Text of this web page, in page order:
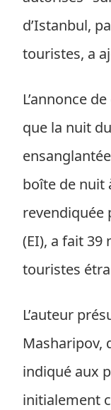
d’Istanbul,
touristes, a
L’annonce
que la nuit
boîte de nuit
revendiquée
(EI), a fait
touristes
L’auteur
Masharipov,
indiqué aux
initialement